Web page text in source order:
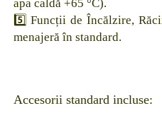
apa caldă +65 °C).
5️⃣ Funcții de Încălzire,
menajeră în standard.
Accesorii standard incluse: